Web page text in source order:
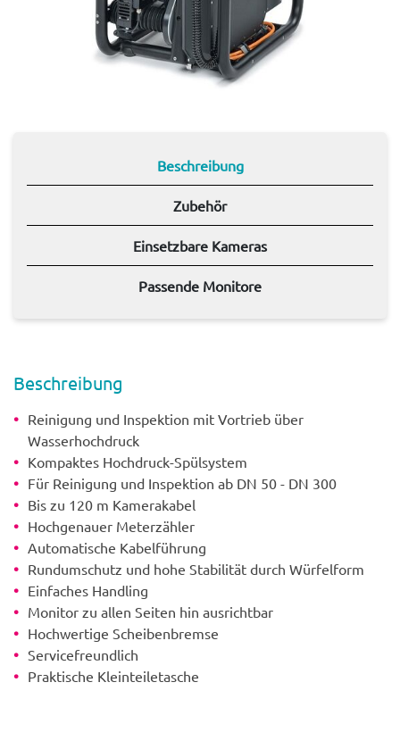
Beschreibung
Zubehör
Einsetzbare Kameras
Passende Monitore
Beschrei­bung
Reinigung und Inspektion mit Vortrieb über
Wasserhochdruck
Kompaktes Hochdruck-Spülsystem
Für Reinigung und Inspektion ab DN 50 - DN 300
Bis zu 120 m Kamerakabel
Hochgenauer Meterzähler
Automatische Kabelführung
Rundumschutz und hohe Stabilität durch Würfelform
Einfaches Handling
Monitor zu allen Seiten hin ausrichtbar
Hochwertige Scheibenbremse
Servicefreundlich
Praktische Kleinteiletasche